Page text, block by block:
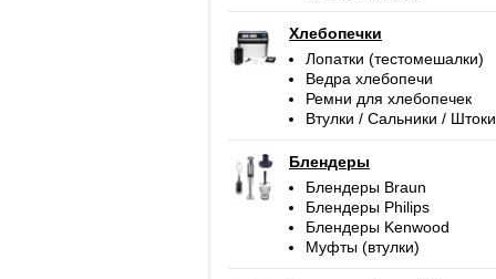
Хлебопечки
Лопатки (тестомешалки)
Ведра хлебопечи
Ремни для хлебопечек
Втулки / Сальники / Штоки
Блендеры
Блендеры Braun
Блендеры Philips
Блендеры Kenwood
Муфты (втулки)